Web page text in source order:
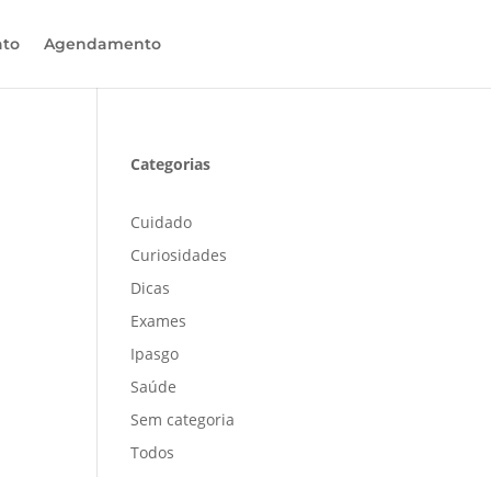
Agendamento
Categorias
Cuidado
Curiosidades
Dicas
Exames
Ipasgo
Saúde
Sem categoria
Todos